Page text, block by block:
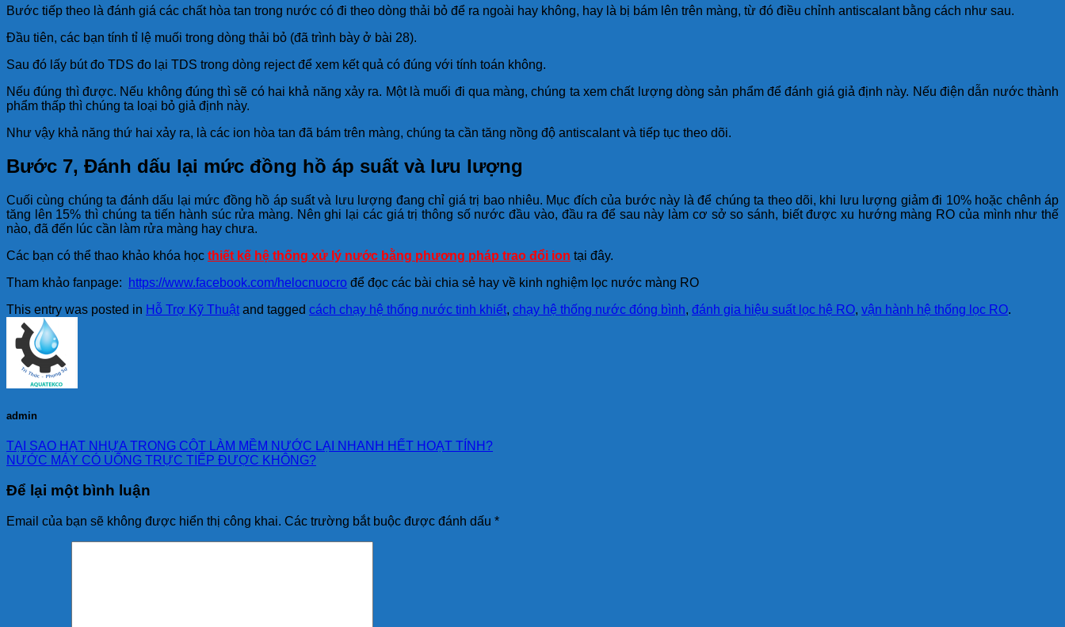
Bước tiếp theo là đánh giá các chất hòa tan trong nước có đi theo dòng thải bỏ để ra ngoài hay không, hay là bị bám lên trên màng, từ đó điều chỉnh antiscalant bằng cách như sau.
Đầu tiên, các bạn tính tỉ lệ muối trong dòng thải bỏ (đã trình bày ở bài 28).
Sau đó lấy bút đo TDS đo lại TDS trong dòng reject để xem kết quả có đúng với tính toán không.
Nếu đúng thì được. Nếu không đúng thì sẽ có hai khả năng xảy ra. Một là muối đi qua màng, chúng ta xem chất lượng dòng sản phẩm để đánh giá giả định này. Nếu điện dẫn nước thành
phẩm thấp thì chúng ta loại bỏ giả định này.
Như vậy khả năng thứ hai xảy ra, là các ion hòa tan đã bám trên màng, chúng ta cần tăng nồng độ antiscalant và tiếp tục theo dõi.
Bước 7, Đánh dấu lại mức đồng hồ áp suất và lưu lượng
Cuối cùng chúng ta đánh dấu lại mức đồng hồ áp suất và lưu lượng đang chỉ giá trị bao nhiêu. Mục đích của bước này là để chúng ta theo dõi, khi lưu lượng giảm đi 10% hoặc chênh áp
tăng lên 15% thì chúng ta tiến hành súc rửa màng. Nên ghi lại các giá trị thông số nước đầu vào, đầu ra để sau này làm cơ sở so sánh, biết được xu hướng màng RO của mình như thế
nào, đã đến lúc cần làm rửa màng hay chưa.
Các bạn có thể thao khảo khóa học thiết kế hệ thống xử lý nước bằng phương pháp trao đổi ion tại đây.
Tham khảo fanpage:
https://www.facebook.com/helocnuocro để đọc các bài chia sẻ hay về kinh nghiệm lọc nước màng RO
This entry was posted in Hỗ Trợ Kỹ Thuật and tagged cách chạy hệ thống nước tinh khiết, chạy hệ thống nước đóng bình, đánh gia hiệu suất lọc hệ RO, vận hành hệ thống lọc RO.
admin
TẠI SAO HẠT NHỰA TRONG CỘT LÀM MỀM NƯỚC LẠI NHANH HẾT HOẠT TÍNH?
NƯỚC MÁY CÓ UỐNG TRỰC TIẾP ĐƯỢC KHÔNG?
Để lại một bình luận
Email của bạn sẽ không được hiển thị công khai. Các trường bắt buộc được đánh dấu *